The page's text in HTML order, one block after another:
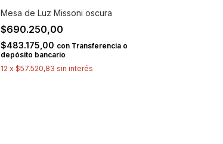
Mesa de Luz Missoni oscura
$690.250,00
$483.175,00 con Transferencia o
depósito bancario
12 x $57.520,83 sin interés